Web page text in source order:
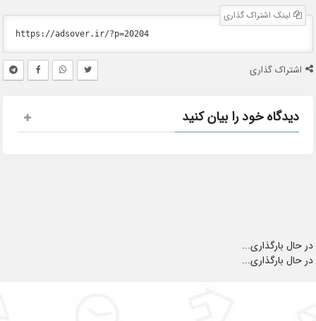
لینک اشتراک گذاری
اشتراک گذاری
دیدگاه خود را بیان کنید
در حال بارگذاری...
در حال بارگذاری...